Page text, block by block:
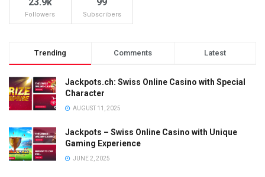
23.9k
Followers
99
Subscribers
Trending Comments Latest
Jackpots.ch: Swiss Online Casino with Special
Character
AUGUST 11, 2025
Jackpots – Swiss Online Casino with Unique
Gaming Experience
JUNE 2, 2025